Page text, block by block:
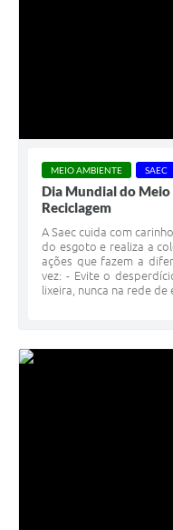
MEIO AMBIENTE
SAEC
Dia Mundial do
Reciclagem
A Saec cuida com
do esgoto e realiza a
ações que fazem a
vez: - Evite o
lixeira, nunca na rede